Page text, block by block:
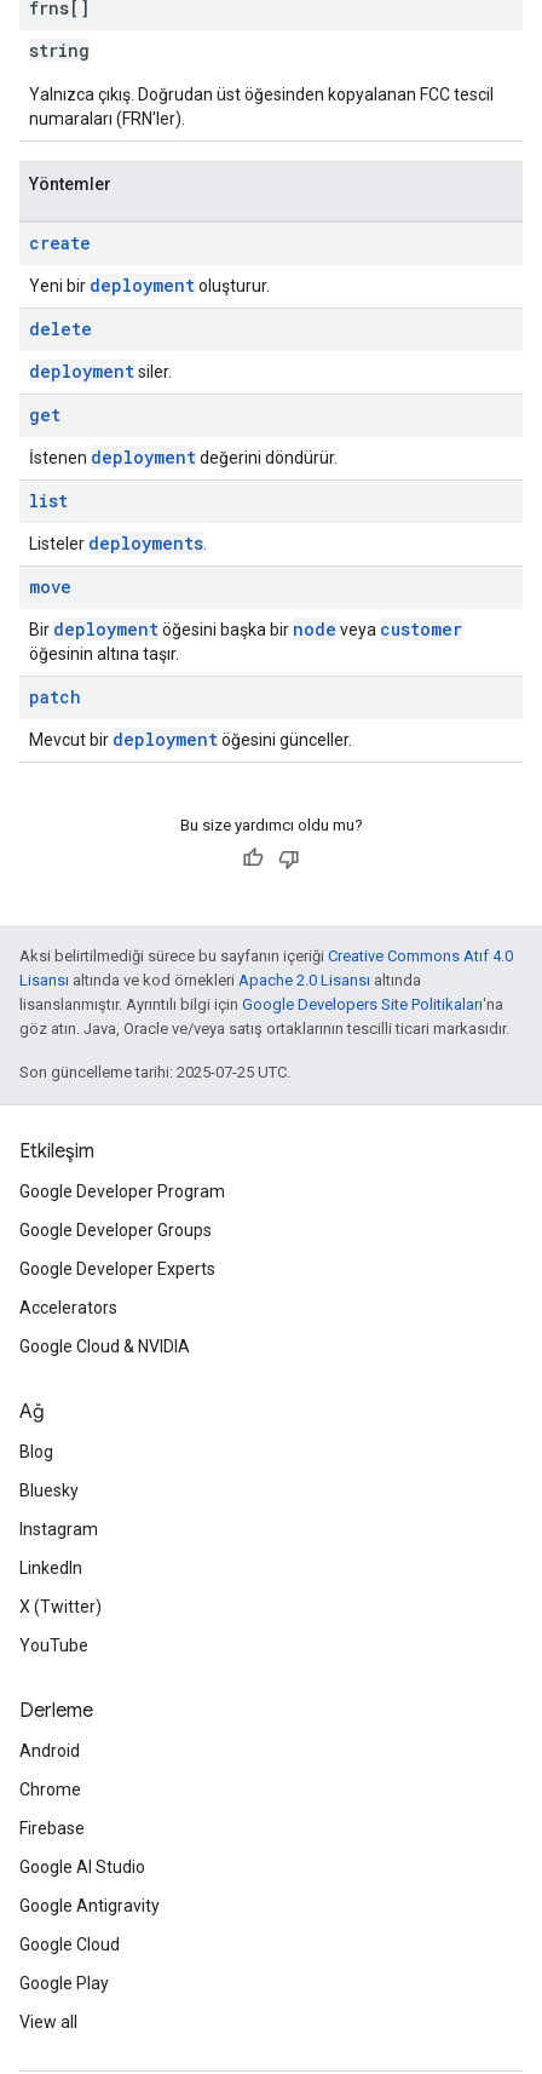
frns[]
string
Yalnızca çıkış. Doğrudan üst öğesinden kopyalanan FCC tescil
numaraları (FRN'ler).
Yöntemler
create
Yeni bir deploymentoluşturur.
delete
deploymentsiler.
get
İstenen deploymentdeğerini döndürür.
list
Listeler deployments
move
Bir deploymentöğesini başka bir node veya customer
öğesinin altına taşır.
patch
Mevcut bir deploymentöğesini günceller.
Bu size yardımcı oldu mu?
Aksi belirtilmediği sürece bu sayfanın içeriği Creative Commons Atıf 4.0
Lisansı altında ve kod örnekleri Apache 2.0 Lisansı altında
lisanslanmıştır. Ayrıntılı bilgi için Google Developers Site Politikaları'na
göz atın. Java, Oracle ve/veya satış ortaklarının tescilli ticari markasıdır.
Son güncelleme tarihi: 2025-07-25 UTC.
Etkileşim
Google Developer Program
Google Developer Groups
Google Developer Experts
Accelerators
Google Cloud & NVIDIA
Ağ
Blog
Bluesky
Instagram
LinkedIn
X (Twitter)
YouTube
Derleme
Android
Chrome
Firebase
Google AI Studio
Google Antigravity
Google Cloud
Google Play
View all